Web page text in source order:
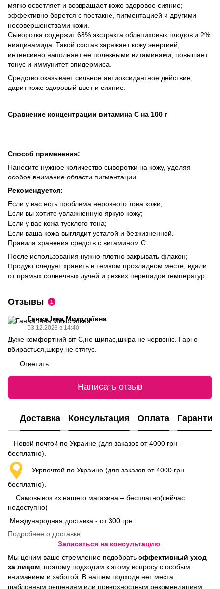
мягко осветляет и возвращает коже здоровое сияние;
эффективно борется с постакне, пигментацией и другими
несовершенствами кожи.
Сыворотка содержит 68% экстракта облепиховых плодов и 2%
ниацинамида. Такой состав заряжает кожу энергией,
интенсивно наполняет ее полезными витаминами, повышает
тонус и иммунитет эпидермиса.
Средство оказывает сильное антиоксидантное действие,
дарит коже здоровый цвет и сияние.
Сравнение концентрации витамина С на 100 г
Способ применения:
Нанесите нужное количество сыворотки на кожу, уделяя
особое внимание области пигментации.
Рекомендуется:
Если у вас есть проблема неровного тона кожи;
Если вы хотите увлажненную яркую кожу;
Если у вас кожа тусклого тона;
Если ваша кожа выглядит усталой и безжизненной.
Правила хранения средств с витамином С:
После использования нужно плотно закрывать флакон;
Продукт следует хранить в темном прохладном месте, вдали
от прямых солнечных лучей и резких перепадов температур.
Отзывы 1
Ганжа Інна Миколаївна
03.12.2023 в 14:40
Дуже комфортний віт С,не щипає,шкіра не червоніє. Гарно
вбирається,шкіру не стягує.
Ответить
Написать отзыв
Доставка Консультация Оплата Гарантия
Новой почтой по Украине (для заказов от 4000 грн -
бесплатно).
Укрпочтой по Украине (для заказов от 4000 грн -
бесплатно).
Самовывоз из нашего магазина – бесплатно(сейчас
недоступно)
Международная доставка - от 300 грн.
Подробнее о доставке
Записаться на консультацию
Мы ценим ваше стремление подобрать эффективный уход
за лицом, поэтому подходим к этому вопросу с особым
вниманием и заботой. В нашем подходе нет места
шаблонным решениям или поверхностным рекомендациям.